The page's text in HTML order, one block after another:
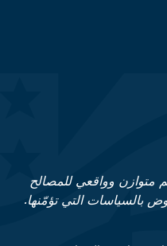
وواقعي للمصالح
بالسياسات التي تؤمّنها.